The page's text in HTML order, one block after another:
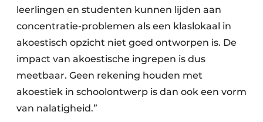
leerlingen en studenten kunnen lijden aan
concentratie-problemen als een klaslokaal in
akoestisch opzicht niet goed ontworpen is. De
impact van akoestische ingrepen is dus
meetbaar. Geen rekening houden met
akoestiek in schoolontwerp is dan ook een vorm
van nalatigheid.”